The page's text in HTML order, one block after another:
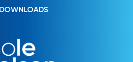
DOWNLOADS